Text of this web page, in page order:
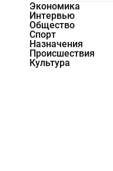
Экономика
Интервью
Общество
Спорт
Назначения
Происшествия
Культура